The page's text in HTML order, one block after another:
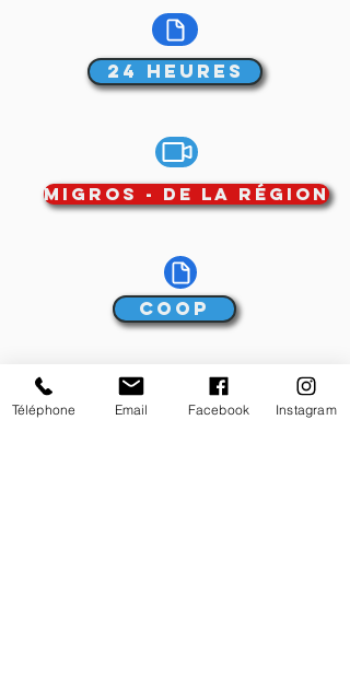
24 Heures
Migros - De la Région
Coop
Téléphone Email Facebook Instagram